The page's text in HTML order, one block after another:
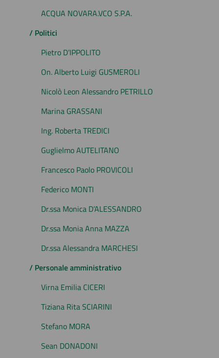
ACQUA NOVARA.VCO S.P.A.
/ Politici
Pietro D’IPPOLITO
On. Alberto Luigi GUSMEROLI
Nicolò Leon Alessandro PETRILLO
Marina GRASSANI
Ing. Roberta TREDICI
Guglielmo AUTELITANO
Francesco Paolo PROVICOLI
Federico MONTI
Dr.ssa Monica D’ALESSANDRO
Dr.ssa Monia Anna MAZZA
Dr.ssa Alessandra MARCHESI
/ Personale amministrativo
Virna Emilia CICERI
Tiziana Rita SCIARINI
Stefano MORA
Sean DONADONI